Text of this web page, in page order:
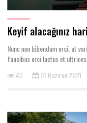
Keyif alacağınız
Nunc non bibendum orci, ut
faucibus orci luctus et
43
01 Haziran 2021